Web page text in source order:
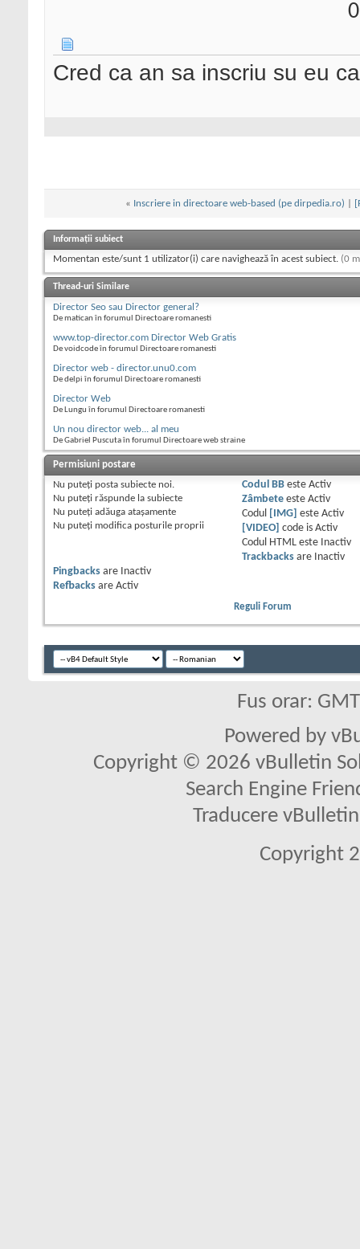
Cred ca an sa inscriu su eu
« Inscriere in directoare web-based (pe dirpedia.ro)
Informații subiect
Momentan este/sunt 1 utilizator(i) care navighează în acest subiect. (0
Thread-uri Similare
Director Seo sau Director general?
De matican în forumul Directoare romanesti
www.top-director.com Director Web Gratis
De voidcode în forumul Directoare romanesti
Director web - director.unu0.com
De delpi în forumul Directoare romanesti
Director Web
De Lungu în forumul Directoare romanesti
Un nou director web... al meu
De Gabriel Puscuta în forumul Directoare web straine
Permisiuni postare
Nu puteţi posta subiecte noi.
Nu puteţi răspunde la subiecte
Nu puteţi adăuga ataşamente
Nu puteţi modifica posturile proprii
Codul BBeste Activ
Zâmbeteeste Activ
Codul
[IMG] este Activ
[VIDEO] code is Activ
Codul HTML este
Inactiv
Trackbacksare
Inactiv
Pingbacks are
Inactiv
Refbacks are Activ
Reguli Forum
Fus orar:
Powered by
Copyright © 2026 vBulletin
Search Engine
Traducere
Copyright